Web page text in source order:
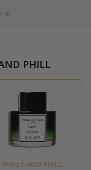
PHILL
PHILLY AND PHILL